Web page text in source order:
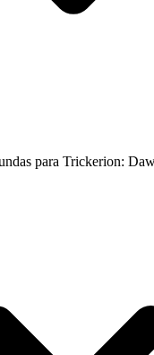
para Trickerion: